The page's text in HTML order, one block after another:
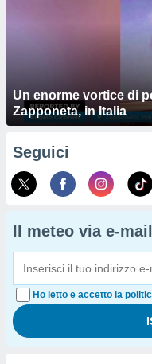
Un enorme vortice di
Zapponeta, in Italia
Seguici
Il meteo via e-mail
Ho letto e accetto la